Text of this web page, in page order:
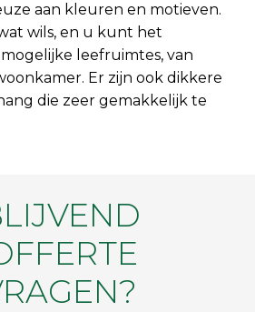
aan kleuren en motieven.
wils, en u kunt het
leefruimtes, van
Er zijn ook dikkere
die zeer gemakkelijk te